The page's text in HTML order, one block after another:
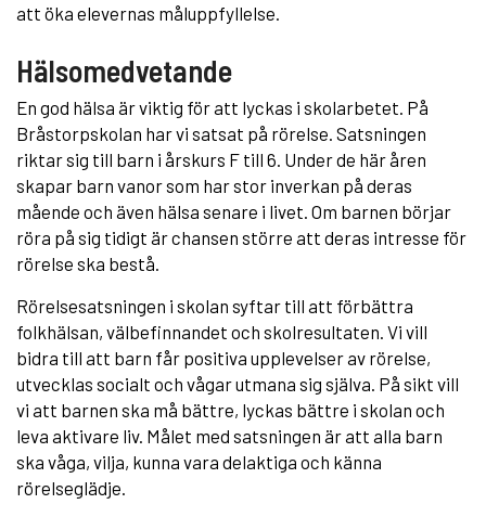
att öka elevernas måluppfyllelse.
Hälsomedvetande
En god hälsa är viktig för att lyckas i skolarbetet. På
Bråstorpskolan har vi satsat på rörelse. Satsningen
riktar sig till barn i årskurs F till 6. Under de här åren
skapar barn vanor som har stor inverkan på deras
mående och även hälsa senare i livet. Om barnen börjar
röra på sig tidigt är chansen större att deras intresse för
rörelse ska bestå.
Rörelsesatsningen i skolan syftar till att förbättra
folkhälsan, välbefinnandet och skolresultaten. Vi vill
bidra till att barn får positiva upplevelser av rörelse,
utvecklas socialt och vågar utmana sig själva. På sikt vill
vi att barnen ska må bättre, lyckas bättre i skolan och
leva aktivare liv. Målet med satsningen är att alla barn
ska våga, vilja, kunna vara delaktiga och känna
rörelseglädje.